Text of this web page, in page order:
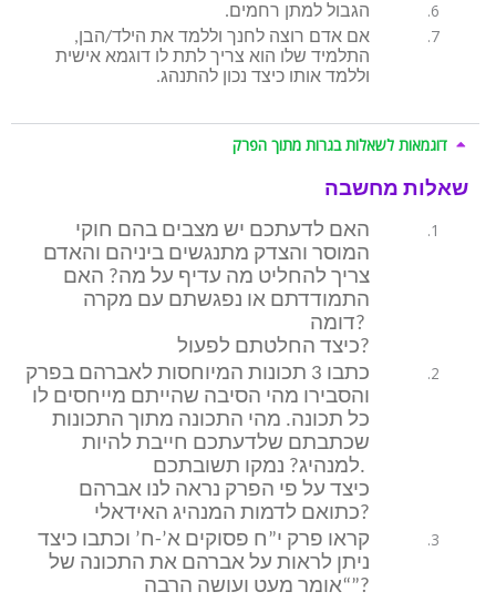
הגבול למתן רחמים.
אם אדם רוצה לחנך וללמד את הילד/הבן,
התלמיד שלו הוא צריך לתת לו דוגמא אישית
וללמד אותו כיצד נכון להתנהג.
דוגמאות לשאלות בגרות מתוך הפרק
שאלות מחשבה
האם לדעתכם יש מצבים בהם חוקי
המוסר והצדק מתנגשים ביניהם והאדם
צריך להחליט מה עדיף על מה? האם
התמודדתם או נפגשתם עם מקרה
דומה?
כיצד החלטתם לפעול?
כתבו 3 תכונות המיוחסות לאברהם בפרק
והסבירו מהי הסיבה שהייתם מייחסים לו
כל תכונה. מהי התכונה מתוך התכונות
שכתבתם שלדעתכם חייבת להיות
למנהיג? נמקו תשובתכם.
כיצד על פי הפרק נראה לנו אברהם
כתואם לדמות המנהיג האידאלי?
קראו פרק י”ח פסוקים א’-ח’ וכתבו כיצד
ניתן לראות על אברהם את התכונה של
“אומר מעט ועושה הרבה”?